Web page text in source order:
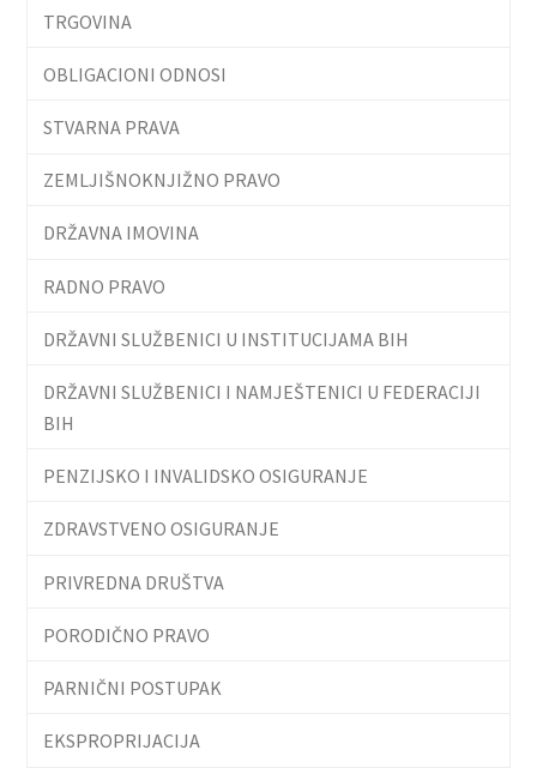
TRGOVINA
OBLIGACIONI ODNOSI
STVARNA PRAVA
ZEMLJIŠNOKNJIŽNO PRAVO
DRŽAVNA IMOVINA
RADNO PRAVO
DRŽAVNI SLUŽBENICI U INSTITUCIJAMA BIH
DRŽAVNI SLUŽBENICI I NAMJEŠTENICI U FEDERACIJI
BIH
PENZIJSKO I INVALIDSKO OSIGURANJE
ZDRAVSTVENO OSIGURANJE
PRIVREDNA DRUŠTVA
PORODIČNO PRAVO
PARNIČNI POSTUPAK
EKSPROPRIJACIJA